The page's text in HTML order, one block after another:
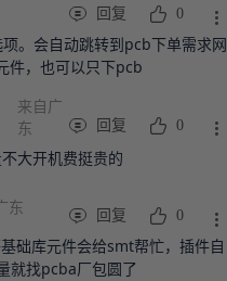
回复 0
。会自动跳转到pcb下单需求网
件，也可以只下pcb
来自广
东
回复 0
大开机费挺贵的
东 回复 0
础库元件会给smt帮忙，插件自
就找pcba厂包圆了